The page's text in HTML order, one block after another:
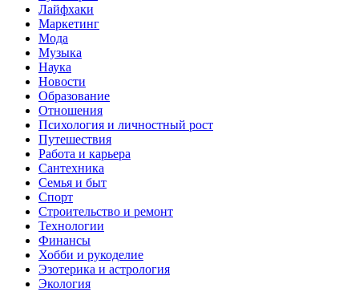
Лайфхаки
Маркетинг
Мода
Музыка
Наука
Новости
Образование
Отношения
Психология и личностный рост
Путешествия
Работа и карьера
Сантехника
Семья и быт
Спорт
Строительство и ремонт
Технологии
Финансы
Хобби и рукоделие
Эзотерика и астрология
Экология